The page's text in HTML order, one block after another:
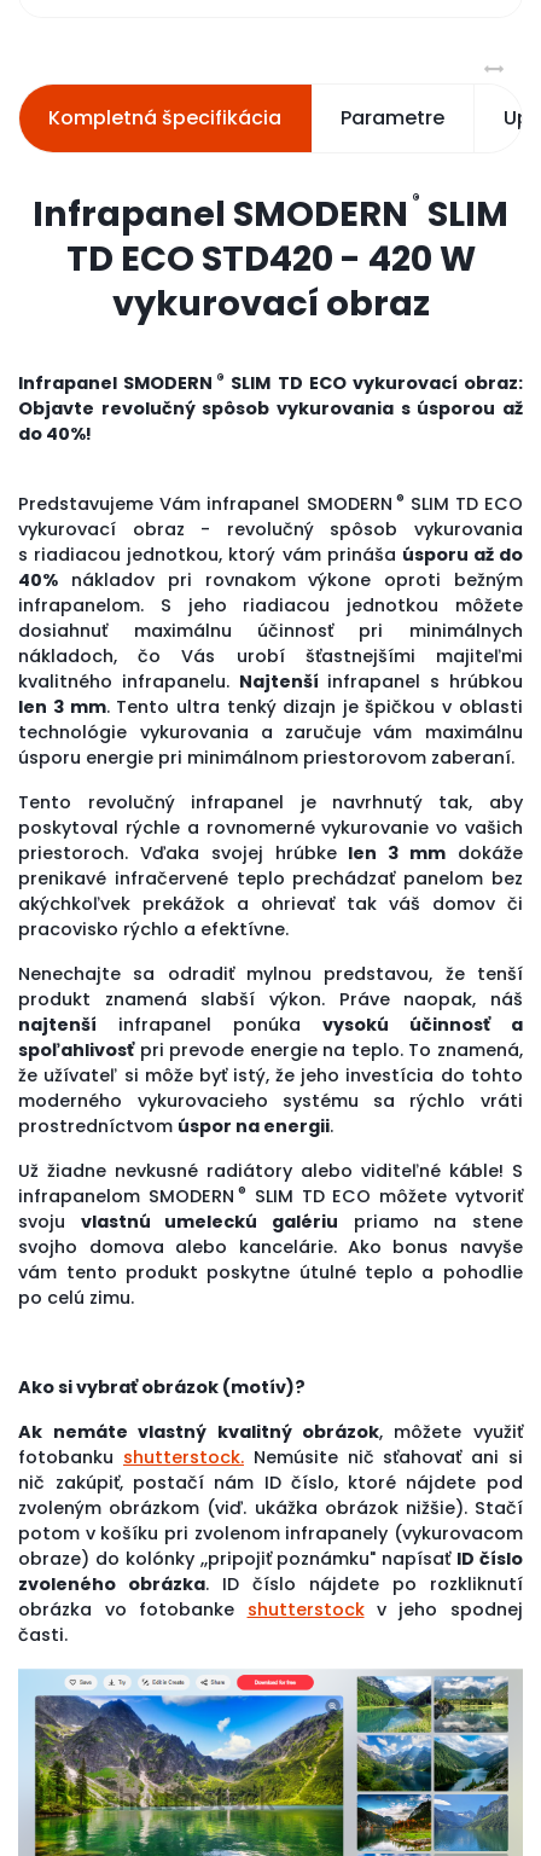
Kompletná špecifikácia Parametre
Infrapanel SMODERN ® SLIM
TD ECO STD420 - 420 W
vykurovací obraz
Infrapanel SMODERN ® SLIM TD ECO vykurovací obraz:
Objavte revolučný spôsob vykurovania s úsporou až
do 40%!
Predstavujeme Vám infrapanel SMODERN ® SLIM TD ECO
vykurovací obraz - revolučný spôsob vykurovania
s riadiacou jednotkou, ktorý vám prináša úsporu až do
40% nákladov pri rovnakom výkone oproti bežným
infrapanelom. S jeho riadiacou jednotkou môžete
dosiahnuť maximálnu účinnosť pri minimálnych
nákladoch, čo Vás urobí šťastnejšími majiteľmi
kvalitného infrapanelu. Najtenší infrapanel s hrúbkou
len 3 mm. Tento ultra tenký dizajn je špičkou v oblasti
technológie vykurovania a zaručuje vám maximálnu
úsporu energie pri minimálnom priestorovom zaberaní.
Tento revolučný infrapanel je navrhnutý tak, aby
poskytoval rýchle a rovnomerné vykurovanie vo vašich
priestoroch. Vďaka svojej hrúbke len 3 mm dokáže
prenikavé infračervené teplo prechádzať panelom bez
akýchkoľvek prekážok a ohrievať tak váš domov či
pracovisko rýchlo a efektívne.
Nenechajte sa odradiť mylnou predstavou, že tenší
produkt znamená slabší výkon. Práve naopak, náš
najtenší infrapanel ponúka vysokú účinnosť a
spoľahlivosťpri prevode energie na teplo. To znamená,
že užívateľ si môže byť istý, že jeho investícia do tohto
moderného vykurovacieho systému sa rýchlo vráti
prostredníctvom úspor na energii.
Už žiadne nevkusné radiátory alebo viditeľné káble! S
infrapanelom SMODERN ® SLIM TD ECO môžete vytvoriť
svoju
vlastnú umeleckú galériu
priamo na stene
svojho domova alebo kancelárie. Ako bonus navyše
vám tento produkt poskytne útulné teplo a pohodlie
po celú zimu.
Ako si vybrať obrázok (motív)?
Ak nemáte vlastný kvalitný obrázok, môžete využiť
fotobanku shutterstock.Nemúsite nič sťahovať ani si
nič zakúpiť, postačí nám ID číslo, ktoré nájdete pod
zvoleným obrázkom (viď. ukážka obrázok nižšie). Stačí
potom v košíku pri zvolenom infrapanely (vykurovacom
obraze) do kolónky ,,pripojiť poznámku" napísať ID číslo
zvoleného obrázka. ID číslo nájdete po rozkliknutí
obrázka vo fotobanke shutterstock v jeho spodnej
časti.